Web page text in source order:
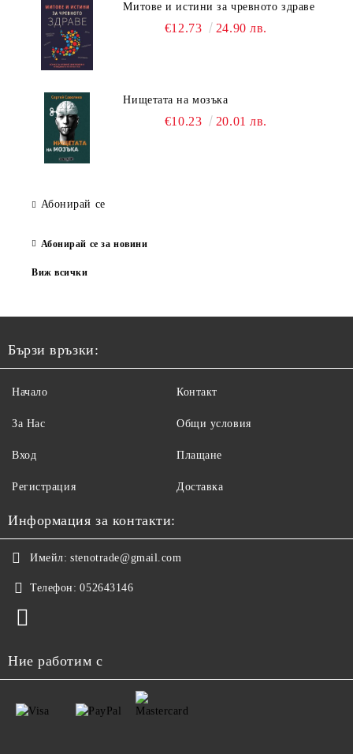
Митове и истини за чревното здраве
€12.73 24.90 лв.
Нищетата на мозъка
€10.23 20.01 лв.
Абонирай се
Абонирай се за новини
Виж всички
Бързи връзки:
Начало
За Нас
Вход
Регистрация
Контакт
Общи условия
Плащане
Доставка
Информация за контакти:
Имейл: stenotrade@gmail.com
Телефон: 052643146
Ние работим с